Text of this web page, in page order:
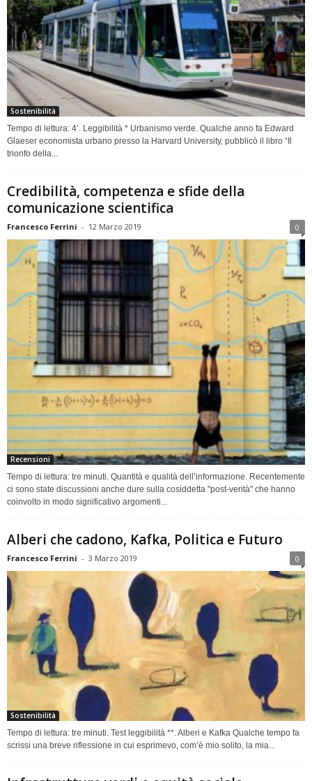
Sostenibilità
Tempo di lettura: 4’. Leggibilità * Urbanismo verde. Qualche anno fa Edward
Glaeser economista urbano presso la Harvard University, pubblicò il libro “Il
trionfo della...
Credibilità, competenza e sfide della
comunicazione scientifica
Francesco Ferrini - 12 Marzo 2019 0
Recensioni
Tempo di lettura: tre minuti. Quantità e qualità dell’informazione. Recentemente
ci sono state discussioni anche dure sulla cosiddetta "post-verità" che hanno
coinvolto in modo significativo argomenti...
Alberi che cadono, Kafka, Politica e Futuro
Francesco Ferrini - 3 Marzo 2019 0
Sostenibilità
Tempo di lettura: tre minuti. Test leggibilità **. Alberi e Kafka Qualche tempo fa
scrissi una breve riflessione in cui esprimevo, com’è mio solito, la mia...